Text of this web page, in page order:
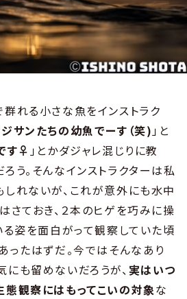
れる小さな魚をインストラク
サンたちの幼魚でーす（笑)」と
す♀ 」とかダジャレ混じりに教
う。そんなインストラクターは私
れないが、これが意外にも水中
さておき、２本のヒゲを巧みに操
る姿を面白がって観察していた頃
ったはずだ。今ではそんなあり
も留めないだろうが、 実はいつ
観察にはもってこいの対象な